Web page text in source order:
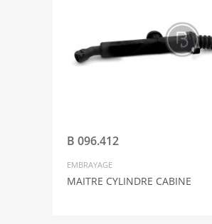
B 096.412
EMBRAYAGE
MAITRE CYLINDRE CABINE